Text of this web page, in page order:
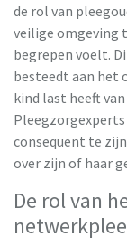
de rol van
veilige omgeving
begrepen voelt.
besteedt aan het
kind last heeft
consequent te
over zijn of haar
De rol van